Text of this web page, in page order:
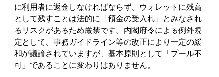
に利用者に返金しなければならず、ウォレットに残高
として残すことは法的に「預金の受入れ」とみなされ
るリスクがあるため厳禁です。内閣府令による例外規
定として、事務ガイドライン等の改正により一定の緩
和が議論されていますが、基本原則として「プール不
可」であることに変わりはありません。